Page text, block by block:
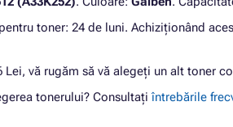
toner: 24 de luni. Achiziționând
Lei, vă rugăm să vă alegeți un alt toner
tonerului? Consultați întrebările